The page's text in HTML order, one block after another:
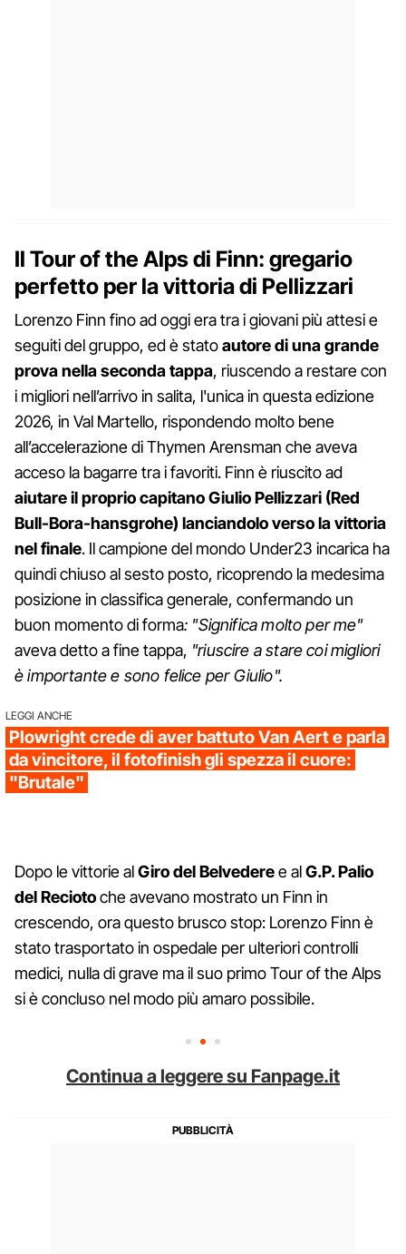
Il Tour of the Alps di Finn: gregario
perfetto per la vittoria di Pellizzari
Lorenzo Finn fino ad oggi era tra i giovani più attesi e
seguiti del gruppo, ed è statoautore di una grande
prova nella seconda tappa, riuscendo a restare con
i migliori nell’arrivo in salita, l'unica in questa edizione
2026, in Val Martello, rispondendo molto bene
all’accelerazione di Thymen Arensman che aveva
acceso la bagarre tra i favoriti. Finn è riuscito ad
aiutare il proprio capitano Giulio Pellizzari (Red
Bull-Bora-hansgrohe) lanciandolo verso la vittoria
nel finale. Il campione del mondo Under23 incarica ha
quindi chiuso al sesto posto, ricoprendo la medesima
posizione in classifica generale, confermando un
buon momento di forma: "Significa molto per me"
aveva detto a fine tappa, "riuscire a stare coi migliori
è importante e sono felice per Giulio".
LEGGI ANCHE
Plowright crede di aver battuto Van Aert e parla
da vincitore, il fotofinish gli spezza il cuore:
"Brutale"
Dopo le vittorie alGiro del Belvederee alG.P. Palio
del Reciotoche avevano mostrato un Finn in
crescendo, ora questo brusco stop: Lorenzo Finn è
stato trasportato in ospedale per ulteriori controlli
medici, nulla di grave ma il suo primo Tour of the Alps
si è concluso nel modo più amaro possibile.
Continua a leggere su Fanpage.it